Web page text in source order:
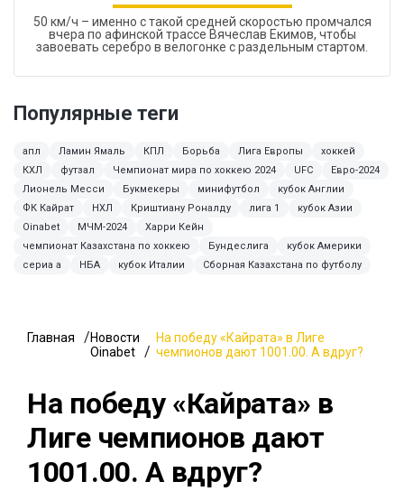
50 км/ч – именно с такой средней скоростью промчался
вчера по афинской трассе Вячеслав Екимов, чтобы
завоевать серебро в велогонке с раздельным стартом.
Популярные теги
апл Ламин Ямаль КПЛ Борьба Лига Европы
хоккей
КХЛ
футзал Чемпионат мира по хоккею 2024 UFC
Евро-2024
Лионель Месси
Букмекеры минифутбол
кубок Англии
ФК Кайрат
НХЛ Криштиану Роналду лига 1
кубок Азии
Oinabet
МЧМ-2024
Харри Кейн
чемпионат Казахстана по хоккею
Бундеслига
кубок Америки
сериа а
НБА кубок Италии Сборная Казахстана по футболу
Главная
Новости
Oinabet
На победу «Кайрата» в Лиге
чемпионов дают 1001.00. А вдруг?
На победу «Кайрата» в
Лиге чемпионов дают
1001.00. А вдруг?